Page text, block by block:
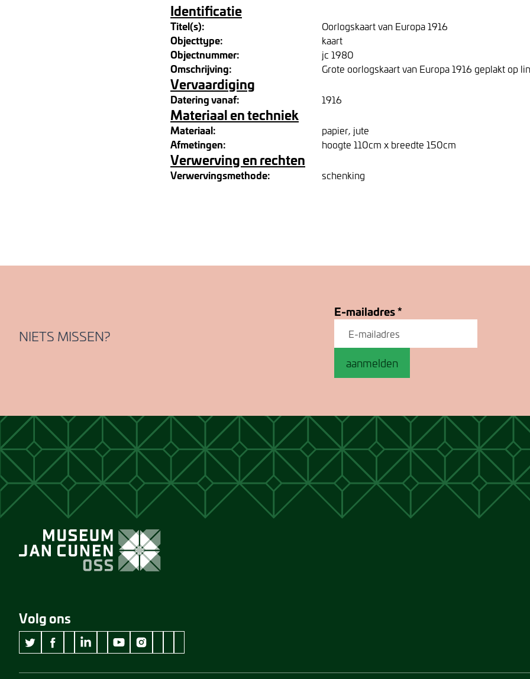
Identificatie
Titel(s): Oorlogskaart van Europa 1916
Objecttype: kaart
Objectnummer: jc 1980
Omschrijving: Grote oorlogskaart van Europa 1916 geplakt op
Vervaardiging
Datering vanaf: 1916
Materiaal en techniek
Materiaal: papier, jute
Afmetingen: hoogte 110cm x breedte 150cm
Verwerving en rechten
Verwervingsmethode: schenking
NIETS MISSEN?
E-mailadres*
aanmelden
Volg ons
twitter Museum Jan Cunen
facebook Museum Jan Cunen
wikipedia Museum Jan Cunen
linkedin Museum Jan Cunen
googleplus Museum Jan Cunen
youtube Museum Jan Cunen
instagram Museum Jan Cunen